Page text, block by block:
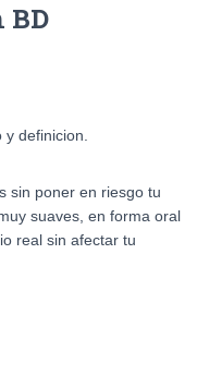
BD
definicion.
sin poner en riesgo tu
suaves, en forma oral
real sin afectar tu